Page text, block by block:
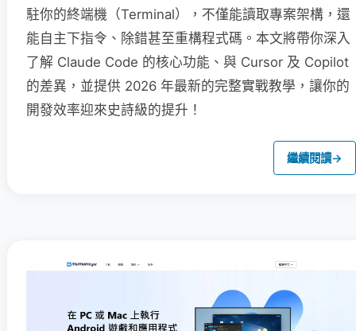
駐你的終端機（Terminal），不僅能讀取專案架構，還
能自主下指令、除錯甚至重構程式碼。本文將帶你深入
了解 Claude Code 的核心功能、與 Cursor 及 Copilot
的差異，並提供 2026 年最新的完整實戰教學，讓你的
開發效率迎來史詩級的提升！
繼續閱讀→